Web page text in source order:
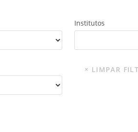
Institutos